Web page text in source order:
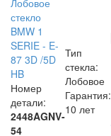
стекло
BMW 1
SERIE - E-
87 3D /5D
HB
Номер
детали:
2448AGNV-
54
Тип
стекла:
Лобовое
Гарантия:
10 лет